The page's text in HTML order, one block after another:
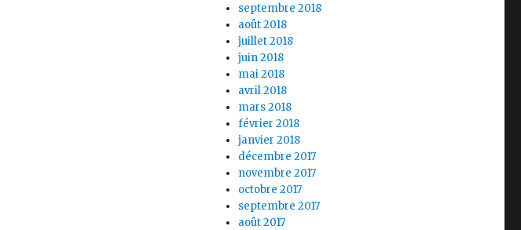
septembre 2018
août 2018
juillet 2018
juin 2018
mai 2018
avril 2018
mars 2018
février 2018
janvier 2018
décembre 2017
novembre 2017
octobre 2017
septembre 2017
août 2017